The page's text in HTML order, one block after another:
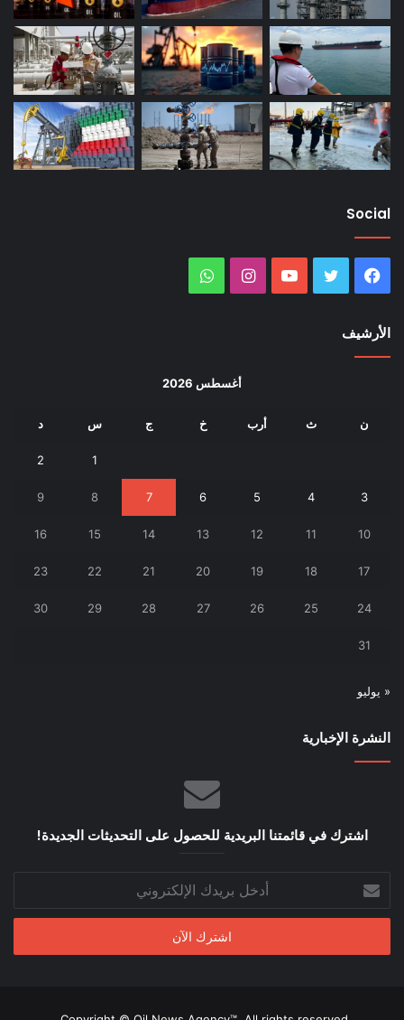
Social
فيسبوك تويتر يوتيوب انستقرام
الأرشيف
أغسطس 2026
ن ث أرب خ ج س د
1
2
3
4
5
6
7
8
9
10
11
12
13
14
15
16
17
18
19
20
21
22
23
24
25
26
27
28
29
30
31
« يوليو
النشرة الإخبارية
اشترك في قائمتنا البريدية للحصول على التحديثات الجديدة!
بريدك
الإلكتروني